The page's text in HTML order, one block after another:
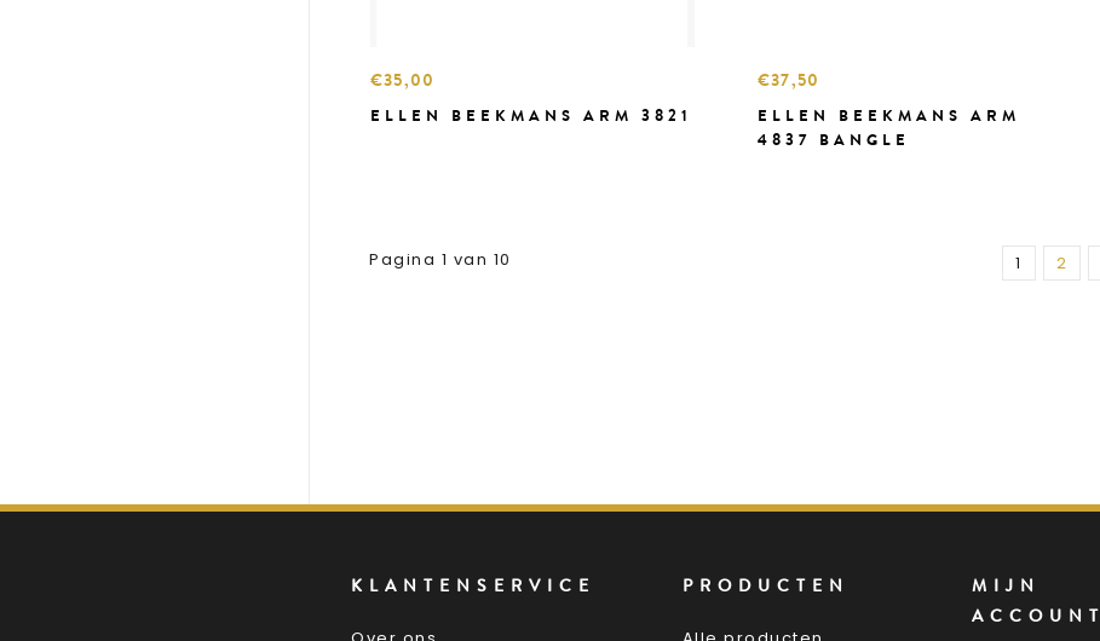
€35,00
ELLEN BEEKMANS ARM 3821
€37,50
ELLEN BEEKMANS ARM
4837 BANGLE
Pagina 1 van 10 1 2
KLANTENSERVICE PRODUCTEN
MIJN
ACCOUNT